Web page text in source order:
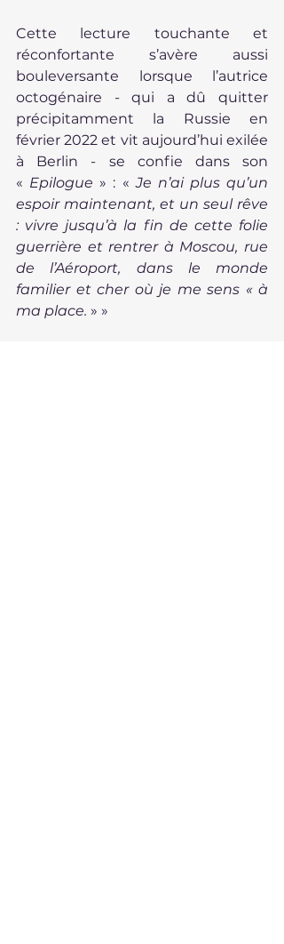
Cette lecture touchante et
réconfortante s’avère aussi
bouleversante lorsque l’autrice
octogénaire - qui a dû quitter
précipitamment la Russie en
février 2022 et vit aujourd’hui exilée
à Berlin - se confie dans son
« Epilogue » : « Je n’ai plus qu’un
espoir maintenant, et un seul rêve
: vivre jusqu’à la fin de cette folie
guerrière et rentrer à Moscou, rue
de l’Aéroport, dans le monde
familier et cher où je me sens « à
ma place. » »